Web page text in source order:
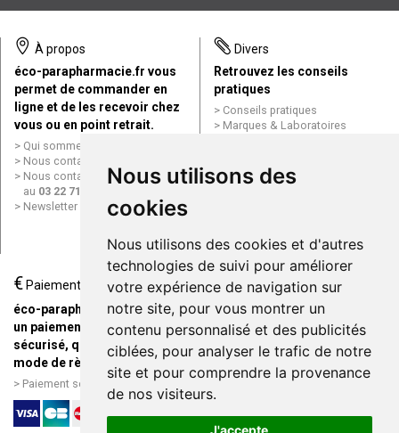
Nous utilisons des
cookies
Nous utilisons des cookies et d'autres
technologies de suivi pour améliorer
votre expérience de navigation sur
notre site, pour vous montrer un
contenu personnalisé et des publicités
ciblées, pour analyser le trafic de notre
site et pour comprendre la provenance
de nos visiteurs.
J'accepte
À propos
éco-parapharmacie.fr vous
permet de commander en
ligne et de les recevoir chez
vous ou en point retrait.
Qui sommes nous ?
Nous contacter par e-mail
Nous contacter par téléphone
au 03 22 71 64 10
Newsletter
Divers
Retrouvez les conseils
pratiques
Conseils pratiques
Marques & Laboratoires
Mentions légales
Données personnelles
ligne
€ Paiement
éco-parapharmacie.fr offre
un paiement entièrement
sécurisé, quel que soit le
mode de règlement
Paiement sécurisé et simple
Livraison / Point retrait
Commandez en ligne et
recevez votre commande
rapidement chez vous ou en
point retrait
Livraison chez vous ou en